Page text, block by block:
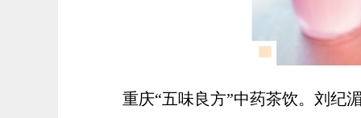
重庆“五味良方”中药茶饮。刘纪